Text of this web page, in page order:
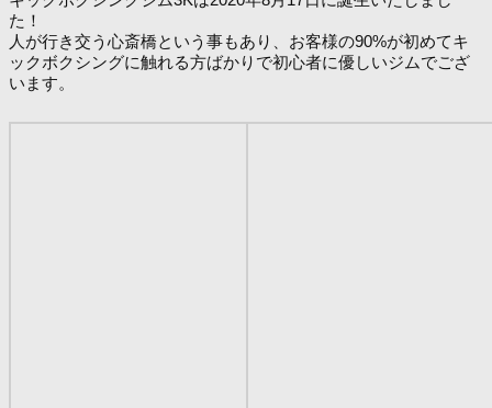
た！
人が行き交う心斎橋という事もあり、お客様の90%が初めてキ
ックボクシングに触れる方ばかりで初心者に優しいジムでござ
います。